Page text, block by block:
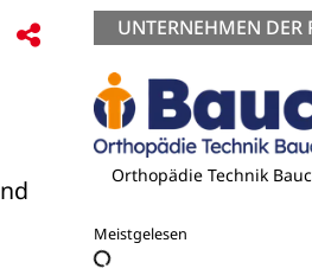
UNTERNEHMEN DER
Orthopädie Technik
Meistgelesen